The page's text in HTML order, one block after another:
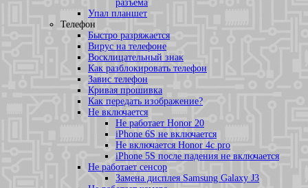
разъема
Упал планшет
Телефон
Быстро разряжается
Вирус на телефоне
Восклицательный знак
Как разблокировать телефон
Завис телефон
Кривая прошивка
Как передать изображение?
Не включается
Не работает Honor 20
iPhone 6S не включается
Не включается Honor 4c pro
iPhone 5S после падения не включается
Не работает сенсор
Замена дисплея Samsung Galaxy J3